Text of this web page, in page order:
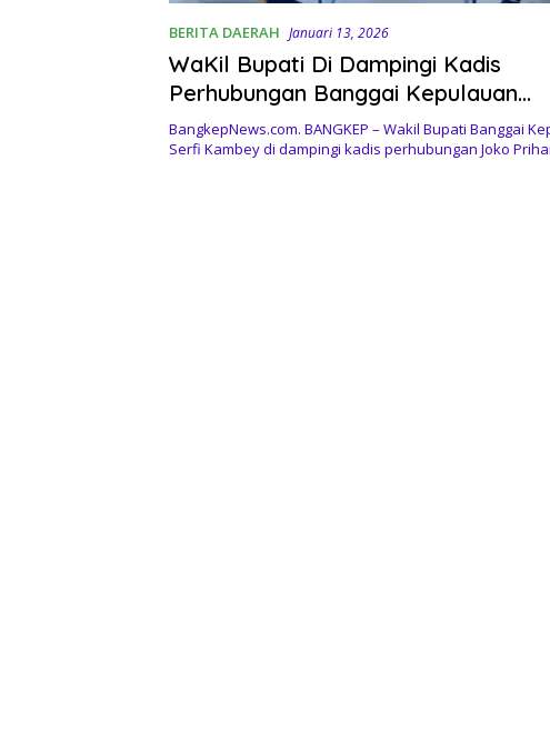
BERITA DAERAH Januari 13, 2026
WaKil Bupati Di Dampingi Kadis
Perhubungan Banggai Kepulauan
Audiensi Perkembangan
Laut di Dishub Provinsi Sulawesi
BangkepNews.com. BANGKEP – Wakil Bupati Banggai
Serfi Kambey di dampingi kadis perhubungan Joko